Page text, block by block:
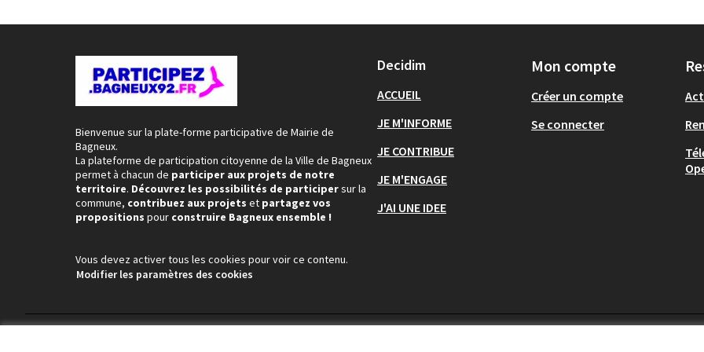
Bienvenue sur la plate-forme participative de Mairie de
Bagneux.
La plateforme de participation citoyenne de la Ville de Bagneux
permet à chacun de participer aux projets de notre
territoire. Découvrez les possibilités de participersur la
commune, contribuez aux projets et partagez vos
propositions pour construire Bagneux ensemble !
Vous devez activer tous les cookies pour voir ce contenu.
Modifier les paramètres des cookies
Decidim
ACCUEIL
JE M'INFORME
JE CONTRIBUE
JE M'ENGAGE
J'AI UNE IDEE
Mon compte
Créer un compte
Se connecter